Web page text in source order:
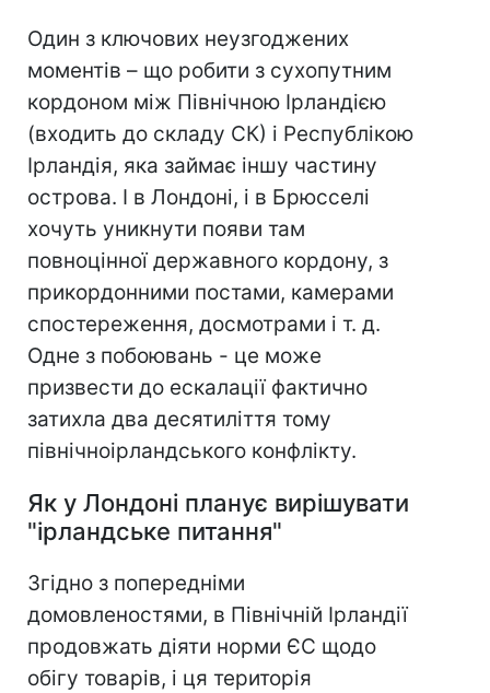
Один з ключових неузгоджених
моментів – що робити з сухопутним
кордоном між Північною Ірландією
(входить до складу СК) і Республікою
Ірландія, яка займає іншу частину
острова. І в Лондоні, і в Брюсселі
хочуть уникнути появи там
повноцінної державного кордону, з
прикордонними постами, камерами
спостереження, досмотрами і т. д.
Одне з побоювань - це може
призвести до ескалації фактично
затихла два десятиліття тому
північноірландського конфлікту.
Як у Лондоні планує вирішувати
"ірландське питання"
Згідно з попередніми
домовленостями, в Північній Ірландії
продовжать діяти норми ЄС щодо
обігу товарів, і ця територія